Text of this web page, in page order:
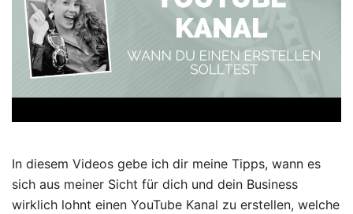
In diesem Videos gebe ich dir meine Tipps, wann es
sich aus meiner Sicht für dich und dein Business
wirklich lohnt einen YouTube Kanal zu erstellen, welche